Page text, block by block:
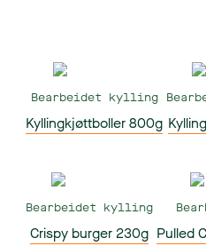
Bearbeidet kylling
Kyllingkjøttboller 800g
Bearbeidet kylling
Crispy burger 230g Pulled